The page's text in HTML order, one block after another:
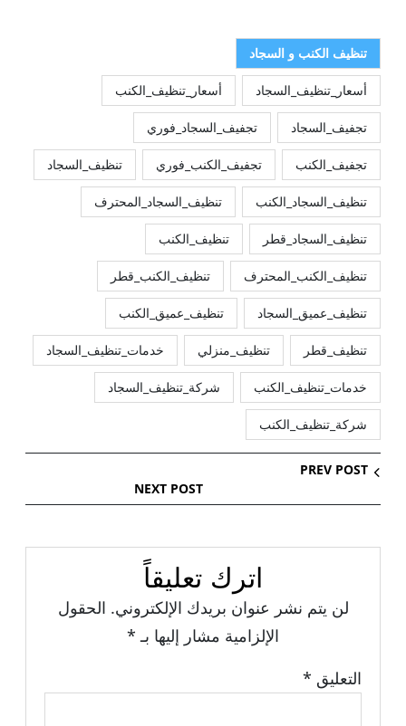
تنظيف الكنب و السجاد
أسعار_تنظيف_السجاد أسعار_تنظيف_الكنب
تجفيف_السجاد تجفيف_السجاد_فوري
تجفيف_الكنب تجفيف_الكنب_فوري تنظيف_السجاد
تنظيف_السجاد_الكنب تنظيف_السجاد_المحترف
تنظيف_السجاد_قطر تنظيف_الكنب
تنظيف_الكنب_المحترف تنظيف_الكنب_قطر
تنظيف_عميق_السجاد تنظيف_عميق_الكنب
تنظيف_قطر تنظيف_منزلي خدمات_تنظيف_السجاد
خدمات_تنظيف_الكنب شركة_تنظيف_السجاد
شركة_تنظيف_الكنب
PREV POST
NEXT POST
اترك تعليقاً
لن يتم نشر عنوان بريدك الإلكتروني. الحقول
الإلزامية مشار إليها بـ*
التعليق*